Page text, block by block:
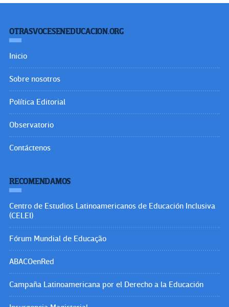
OTRASVOCESENEDUCACION.ORG
Inicio
Sobre nosotros
Política Editorial
Observatorio
Contáctenos
RECOMENDAMOS
Centro de Estudios Latinoamericanos de Educación Inclusiva
(CELEI)
Fórum Mundial de Educação
ABACOenRed
Campaña Latinoamericana por el Derecho a la Educación